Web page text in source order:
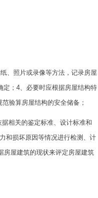
、照片或录像等方法，记录房屋
定；4、必要时应根据房屋结构特
验算房屋结构的安全储备；
相关的鉴定标准、设计标准和
和损坏原因等情况进行检测、计
房屋建筑的现状来评定房屋建筑